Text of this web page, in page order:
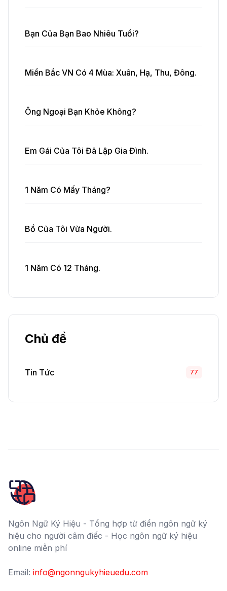
Bạn Của Bạn Bao Nhiêu Tuổi?
Miền Bắc VN Có 4 Mùa: Xuân, Hạ, Thu, Đông.
Ông Ngoại Bạn Khỏe Không?
Em Gái Của Tôi Đã Lập Gia Đình.
1 Năm Có Mấy Tháng?
Bồ Của Tôi Vừa Người.
1 Năm Có 12 Tháng.
Chủ đề
Tin Tức 77
Ngôn Ngữ Ký Hiệu - Tổng hợp từ điển ngôn ngữ ký
hiệu cho người câm điếc - Học ngôn ngữ ký hiệu
online miễn phí
Email: info@ngonngukyhieuedu.com